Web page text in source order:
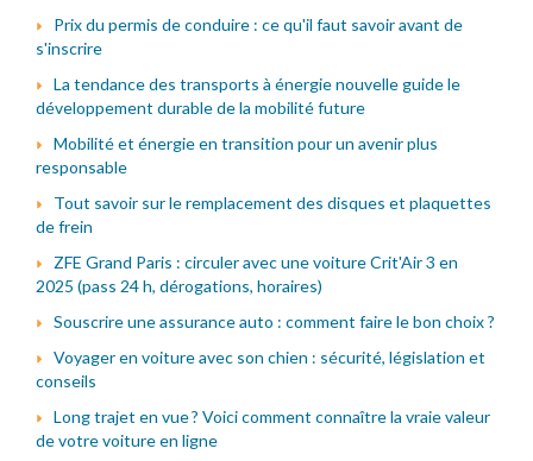
Prix du permis de conduire : ce qu'il faut savoir avant de
s'inscrire
La tendance des transports à énergie nouvelle guide le
développement durable de la mobilité future
Mobilité et énergie en transition pour un avenir plus
responsable
Tout savoir sur le remplacement des disques et plaquettes
de frein
ZFE Grand Paris : circuler avec une voiture Crit'Air 3 en
2025 (pass 24 h, dérogations, horaires)
Souscrire une assurance auto : comment faire le bon choix ?
Voyager en voiture avec son chien : sécurité, législation et
conseils
Long trajet en vue ? Voici comment connaître la vraie valeur
de votre voiture en ligne